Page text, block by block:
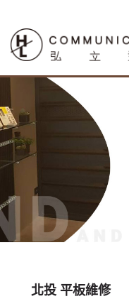
北投 平板維修